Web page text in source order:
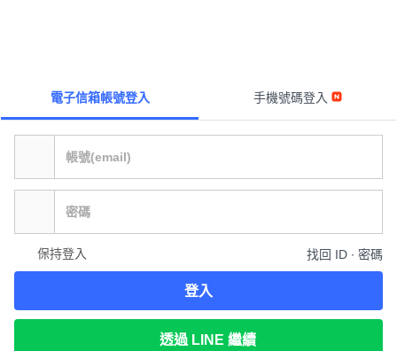
電子信箱帳號登入 手機號碼登入
保持登入 找回 ID ∙ 密碼
登入
透過 LINE 繼續